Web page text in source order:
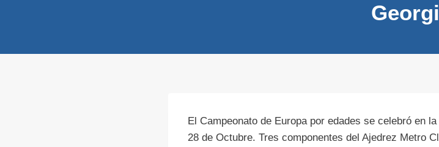
El Campeonato de Europa por edades se celebró en
28 de Octubre. Tres componentes del Ajedrez Metro